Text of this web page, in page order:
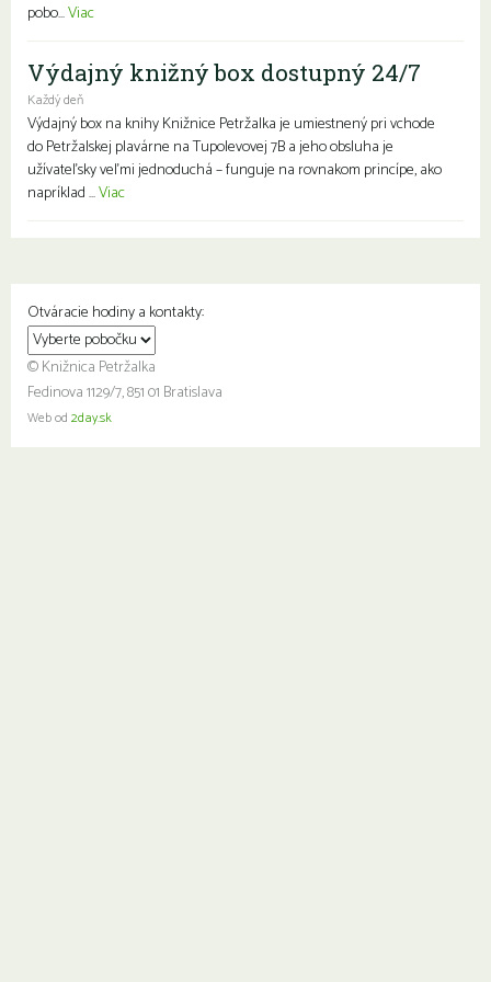
pobo...Viac
Výdajný knižný box dostupný 24/7
Každý deň
Výdajný box na knihy Knižnice Petržalka je umiestnený pri vchode
do Petržalskej plavárne na Tupolevovej 7B a jeho obsluha je
užívateľsky veľmi jednoduchá – funguje na rovnakom princípe, ako
napríklad ...Viac
Otváracie hodiny a kontakty:
© Knižnica Petržalka
Fedinova 1129/7, 851 01 Bratislava
Web od 2day.sk